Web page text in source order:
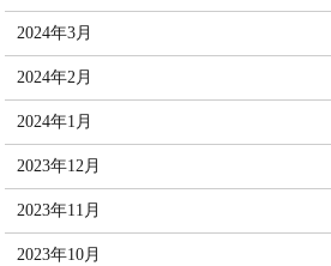
2024年3月
2024年2月
2024年1月
2023年12月
2023年11月
2023年10月